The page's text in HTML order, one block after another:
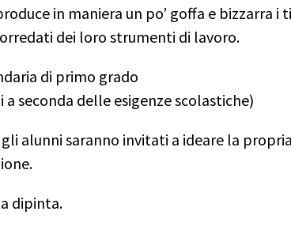
in maniera un po’ goffa e bizzarra i
dei loro strumenti di lavoro.
di primo grado
seconda delle esigenze scolastiche)
alunni saranno invitati a ideare la
dipinta.